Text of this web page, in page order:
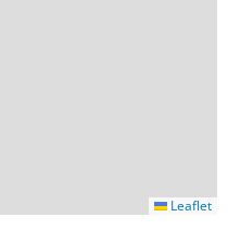
Leaflet